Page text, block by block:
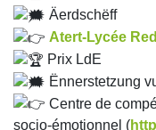
Äerdschëff
Atert-Lycée
Prix LdE
Ënnerstetzung
Centre de
socio-émotionnel (